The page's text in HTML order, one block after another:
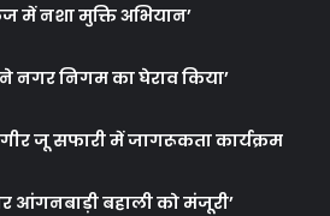
में नशा मुक्ति अभियान’
नगर निगम का घेराव किया’
जू सफारी में जागरूकता कार्यक्रम
आंगनबाड़ी बहाली को मंजूरी’